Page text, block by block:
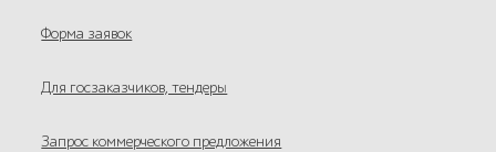
Форма заявок
Для госзаказчиков, тендеры
Запрос коммерческого предложения